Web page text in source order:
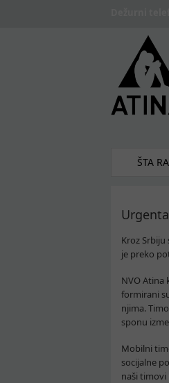
ŠTA
Kroz
je preko
NVO Atina
formirani
njima.
sponu
Mobilni
socijalne
naši timovi